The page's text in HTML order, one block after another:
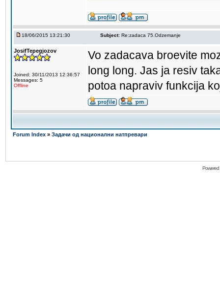
18/06/2015 13:21:30 Subject: Re:zadaca 75.Odzemanje
JosifTepegjozov
Joined: 30/11/2013 12:36:57
Messages: 5
Offline
Vo zadacava broevite
long long. Jas ja resiv
potoa napraviv funkcija
Forum Index » Задачи од национални натпревари